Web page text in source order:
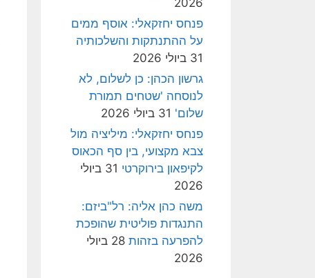
2026
פנחס יחזקאלי: אוסף ממים
על ההתנתקות והשלכותיה
31 ביולי 2026
גרשון הכהן: כן לשלום, לא
לנוסחה 'שטחים תמורת
שלום' 31 ביולי 2026
פנחס יחזקאלי: מיליציה מול
צבא מקצועי, בין סף הכאוס
לקיפאון בירוקרטי
31 ביולי
2026
משה כהן אליה: רל"ביזם:
התנגדות פוליטית שהופכת
להפרעה בזהות
28 ביולי
2026